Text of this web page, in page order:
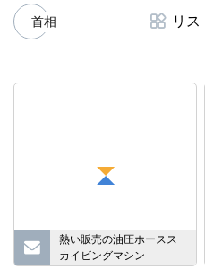
首相 リス
熱い販売の油圧ホースス
カイビングマシン